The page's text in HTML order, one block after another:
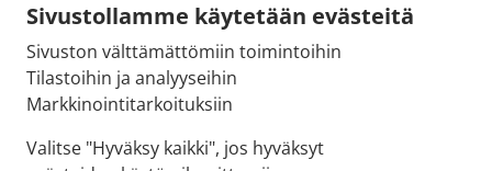
Sivustollamme käytetään evästeitä
Sivuston välttämättömiin toimintoihin
Tilastoihin ja analyyseihin
Markkinointitarkoituksiin
Valitse "Hyväksy kaikki", jos hyväksyt
Sähköpostiosoite:
kirjaamo@fimea.fi
Fimean vaihde: